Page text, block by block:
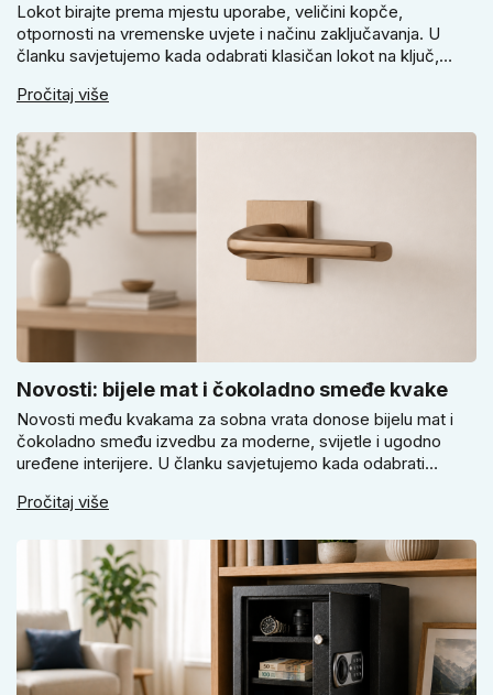
Lokot birajte prema mjestu uporabe, veličini kopče,
otpornosti na vremenske uvjete i načinu zaključavanja. U
članku savjetujemo kada odabrati klasičan lokot na ključ,
vrtnih vrata, podruma ili vrtne kućice ne isplati voditi samo
Pročitaj više
Novosti: bijele mat i čokoladno smeđe kvake
Novosti među kvakama za sobna vrata donose bijelu mat i
čokoladno smeđu izvedbu za moderne, svijetle i ugodno
uređene interijere. U članku savjetujemo kada odabrati
i kako birati između okrugle i kvadratne rozete prema stilu
Pročitaj više